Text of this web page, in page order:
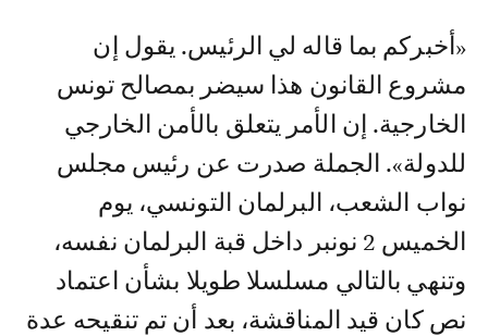
«أخبركم بما قاله لي الرئيس. يقول إن
مشروع القانون هذا سيضر بمصالح تونس
الخارجية. إن الأمر يتعلق بالأمن الخارجي
للدولة». الجملة صدرت عن رئيس مجلس
نواب الشعب، البرلمان التونسي، يوم
الخميس 2 نونبر داخل قبة البرلمان نفسه،
وتنهي بالتالي مسلسلا طويلا بشأن اعتماد
نص كان قيد المناقشة، بعد أن تم تنقيحه عدة